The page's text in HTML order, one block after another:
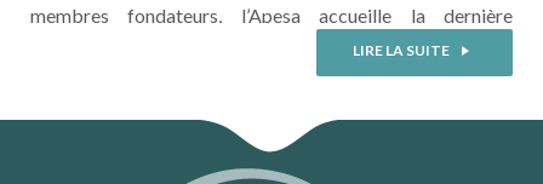
membres fondateurs, l’Apesa accueille la dernière
assemblée générale avant fusion, le 19 mars à l’Helioparc
LIRE LA SUITE